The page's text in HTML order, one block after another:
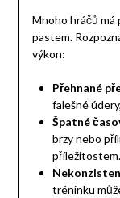
Mnoho hráčů má
pastem.
výkon:
Přehnané
falešné
Špatné
brzy nebo
příležitostem.
tréninku